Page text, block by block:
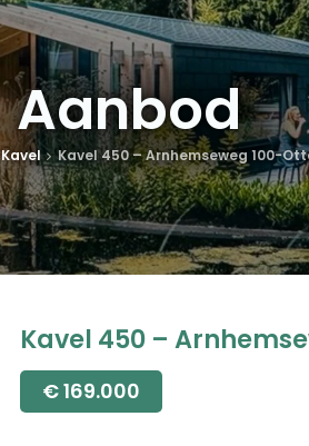
Aanbod
Kavel Kavel 450 – Arnhemseweg 100-
Kavel 450 –
€169.000